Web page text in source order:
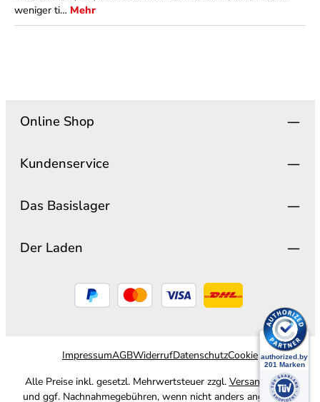
weniger ti… Mehr
Online Shop
Kundenservice
Das Basislager
Der Laden
ImpressumAGBWiderrufDatenschutzCookie
Alle Preise inkl. gesetzl. Mehrwertsteuer zzgl. Versandkosten
und ggf. Nachnahmegebühren, wenn nicht anders angegeben.